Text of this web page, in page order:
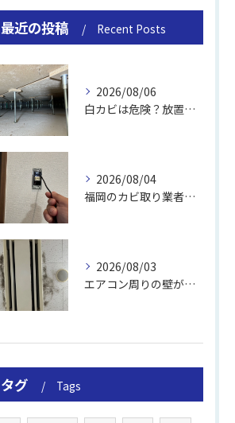
最近の投稿 Recent Posts
2026/08/06
白カビは危険？放置のリスクと取り方
2026/08/04
福岡のカビ取り業者おすすめの選び方と費用
2026/08/03
エアコン周りの壁が結露しやすい理由
タグ Tags